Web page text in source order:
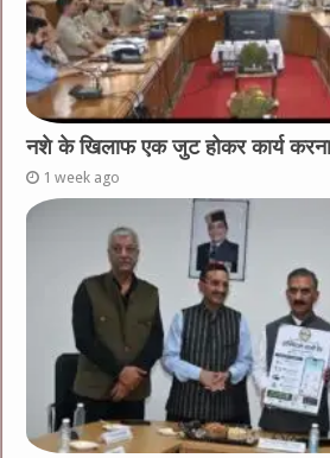
नशे के खिलाफ एक जुट होकर कार्य करना
1 week ago